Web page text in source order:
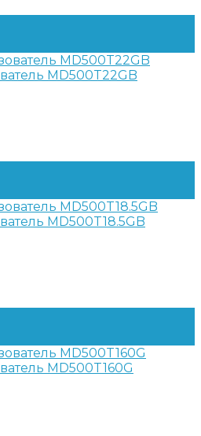
MD500T22GB
MD500T18.5GB
MD500T160G